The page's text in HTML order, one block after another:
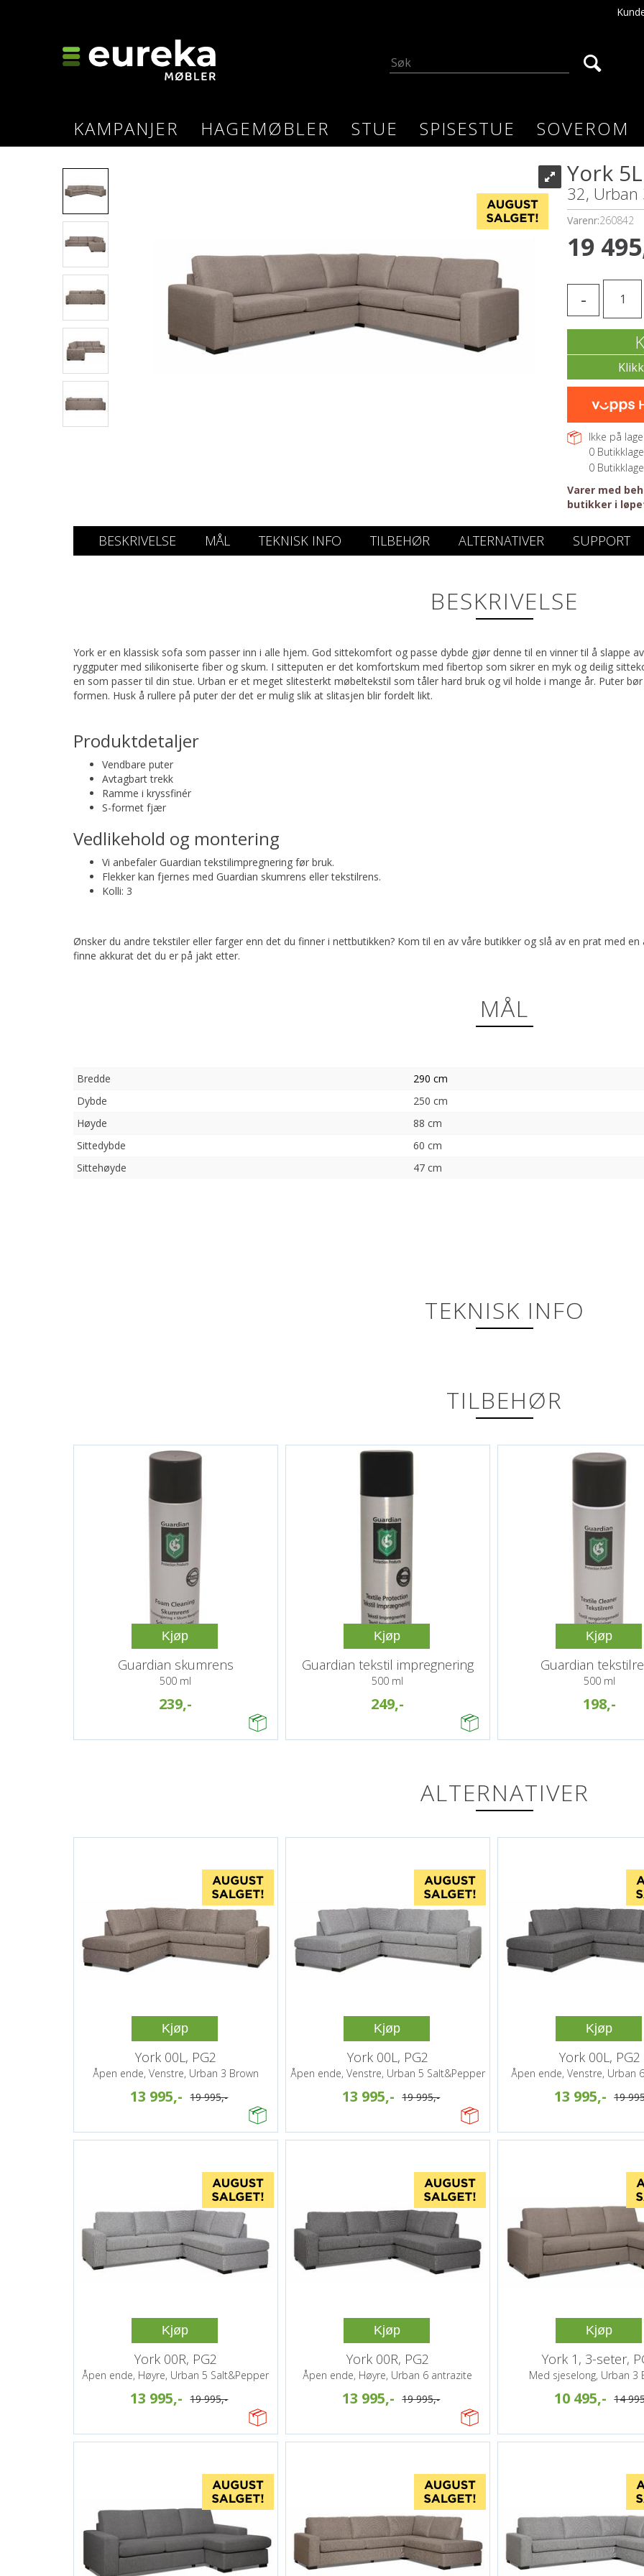
KAMPANJER HAGEMØBLER STUE SPISESTUE SOVEROM
York
32, Urban
Varenr:260842
19
-
Ikke på
0
0
Varer med
butikker i
BESKRIVELSE MÅL TEKNISK INFO TILBEHØR ALTERNATIVER SUPPORT
BESKRIVELSE
York er en klassisk sofa som passer inn i alle hjem. God sittekomfort og passe dybde gjør denne til en vinner til å slappe
ryggputer med silikoniserte fiber og skum. I sitteputen er det komfortskum med fibertop som sikrer en myk og deilig
en som passer til din stue. Urban er et meget slitesterkt møbeltekstil som tåler hard bruk og vil holde i mange år. Puter
formen. Husk å rullere på puter der det er mulig slik at slitasjen blir fordelt likt.
Produktdetaljer
Vendbare puter
Avtagbart trekk
Ramme i kryssfinér
S-formet fjær
Vedlikehold og montering
Vi anbefaler Guardian tekstilimpregnering før bruk.
Flekker kan fjernes med Guardian skumrens eller tekstilrens.
Kolli: 3
Ønsker du andre tekstiler eller farger enn det du finner i nettbutikken? Kom til en av våre butikker og slå av en prat med
finne akkurat det du er på jakt etter.
MÅL
Bredde
290 cm
Dybde
250 cm
Høyde
88 cm
Sittedybde
60 cm
Sittehøyde
47 cm
TEKNISK INFO
TILBEHØR
Kjøp
Guardian skumrens
500 ml
239,-
Kjøp
Guardian tekstil impregnering
500 ml
249,-
Kjøp
Guardian
500 ml
198,-
ALTERNATIVER
Kjøp
York 00L, PG2
Åpen ende, Venstre, Urban 3 Brown
13 995,- 19 995,-
Kjøp
York 00L, PG2
Åpen ende, Venstre, Urban 5 Salt&Pepper
13 995,- 19 995,-
Kjøp
York 00L, PG2
Åpen ende, Venstre, Urban
13 995,- 19
Kjøp
York 00R, PG2
Åpen ende, Høyre, Urban 5 Salt&Pepper
13 995,- 19 995,-
Kjøp
York 00R, PG2
Åpen ende, Høyre, Urban 6 antrazite
13 995,- 19 995,-
Kjøp
York 1, 3-seter,
Med sjeselong, Urban 3
10 495,- 14